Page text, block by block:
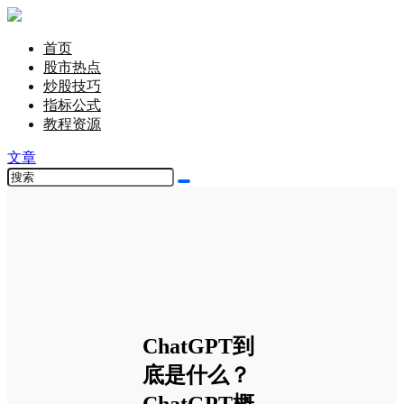
首页
股市热点
炒股技巧
指标公式
教程资源
文章
ChatGPT到
底是什么？